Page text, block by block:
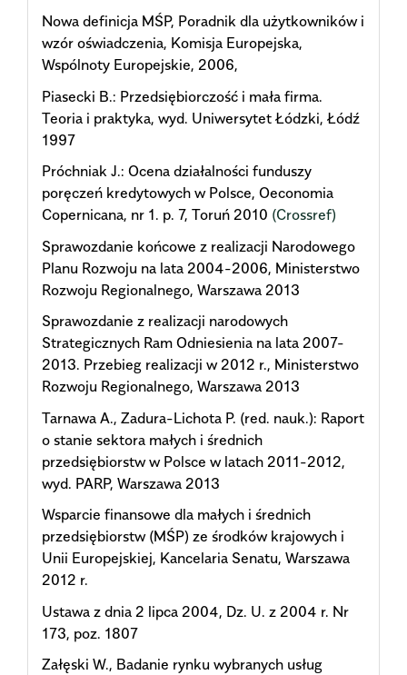
Nowa definicja MŚP, Poradnik dla użytkowników i
wzór oświadczenia, Komisja Europejska,
Wspólnoty Europejskie, 2006,
Piasecki B.: Przedsiębiorczość i mała firma.
Teoria i praktyka, wyd. Uniwersytet Łódzki, Łódź
1997
Próchniak J.: Ocena działalności funduszy
poręczeń kredytowych w Polsce, Oeconomia
Copernicana, nr 1. p. 7, Toruń 2010 (Crossref)
Sprawozdanie końcowe z realizacji Narodowego
Planu Rozwoju na lata 2004-2006, Ministerstwo
Rozwoju Regionalnego, Warszawa 2013
Sprawozdanie z realizacji narodowych
Strategicznych Ram Odniesienia na lata 2007-
2013. Przebieg realizacji w 2012 r., Ministerstwo
Rozwoju Regionalnego, Warszawa 2013
Tarnawa A., Zadura-Lichota P. (red. nauk.): Raport
o stanie sektora małych i średnich
przedsiębiorstw w Polsce w latach 2011-2012,
wyd. PARP, Warszawa 2013
Wsparcie finansowe dla małych i średnich
przedsiębiorstw (MŚP) ze środków krajowych i
Unii Europejskiej, Kancelaria Senatu, Warszawa
2012 r.
Ustawa z dnia 2 lipca 2004, Dz. U. z 2004 r. Nr
173, poz. 1807
Załęski W., Badanie rynku wybranych usług